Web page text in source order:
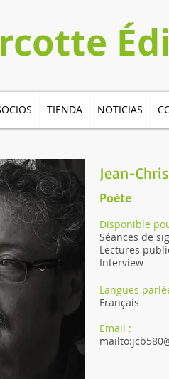
Jean-
Poète
Disponible
Séances de
Lectures
Interview
Langues
Français
Email :
TIENDA NOTICIAS